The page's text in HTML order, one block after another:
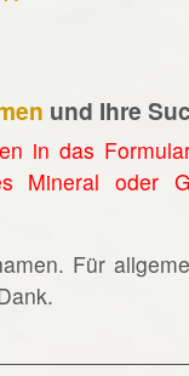
und Ihre
in das
Mineral oder
Für